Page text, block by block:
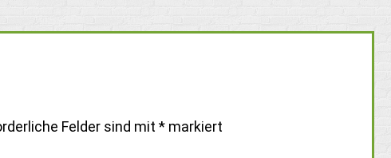
Felder sind mit * markiert